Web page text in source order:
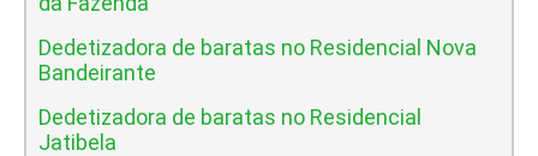
Dedetizadora de baratas no Residencial Nova
Bandeirante
Dedetizadora de baratas no Residencial
Jatibela